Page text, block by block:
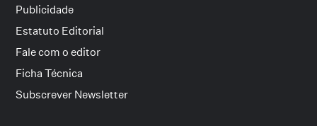
Publicidade
Estatuto Editorial
Fale com o editor
Ficha Técnica
Subscrever Newsletter